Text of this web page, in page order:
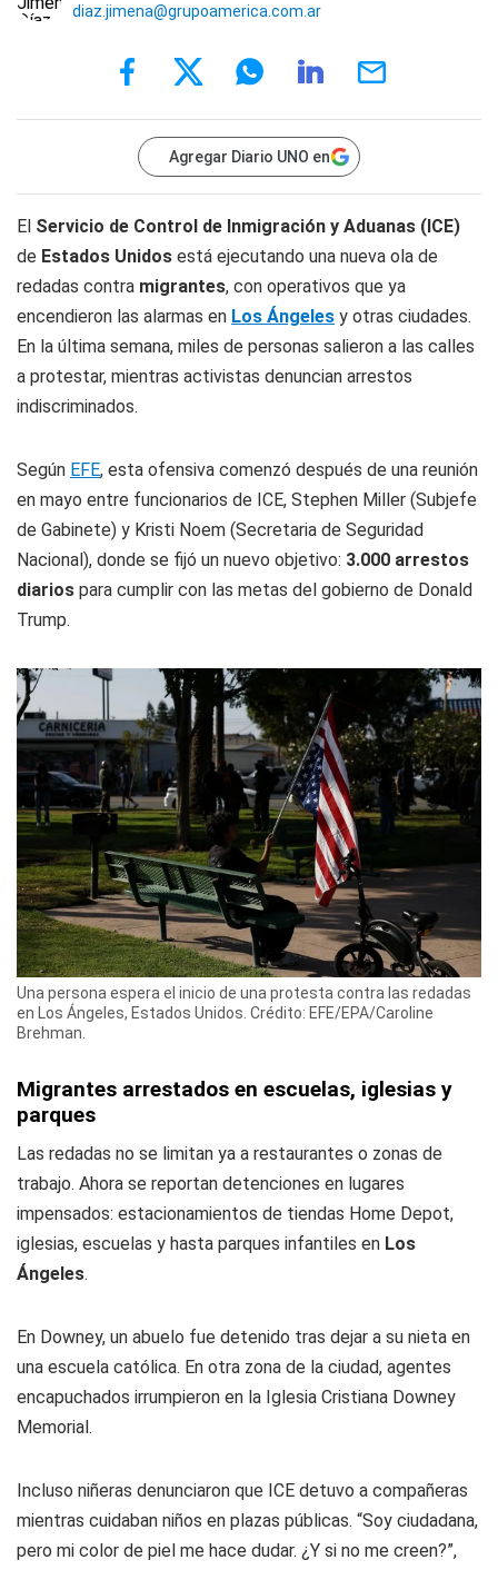
diaz.jimena@grupoamerica.com.ar
Agregar Diario UNO en
El Servicio de Control de Inmigración y Aduanas (ICE)
de Estados Unidos está ejecutando una nueva ola de
redadas contra migrantes, con operativos que ya
encendieron las alarmas en Los Ángeles y otras ciudades.
En la última semana, miles de personas salieron a las calles
a protestar, mientras activistas denuncian arrestos
indiscriminados.
Según EFE, esta ofensiva comenzó después de una reunión
en mayo entre funcionarios de ICE, Stephen Miller (Subjefe
de Gabinete) y Kristi Noem (Secretaria de Seguridad
Nacional), donde se fijó un nuevo objetivo: 3.000 arrestos
diarios para cumplir con las metas del gobierno de Donald
Trump.
Una persona espera el inicio de una protesta contra las redadas
en Los Ángeles, Estados Unidos. Crédito: EFE/EPA/Caroline
Brehman.
Migrantes arrestados en escuelas, iglesias y
parques
Las redadas no se limitan ya a restaurantes o zonas de
trabajo. Ahora se reportan detenciones en lugares
impensados: estacionamientos de tiendas Home Depot,
iglesias, escuelas y hasta parques infantiles en Los
Ángeles.
En Downey, un abuelo fue detenido tras dejar a su nieta en
una escuela católica. En otra zona de la ciudad, agentes
encapuchados irrumpieron en la Iglesia Cristiana Downey
Memorial.
Incluso niñeras denunciaron que ICE detuvo a compañeras
mientras cuidaban niños en plazas públicas. “Soy ciudadana,
pero mi color de piel me hace dudar. ¿Y si no me creen?”,